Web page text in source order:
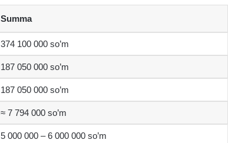
Summa
374 100 000 so’m
187 050 000 so’m
187 050 000 so’m
≈ 7 794 000 so’m
5 000 000 – 6 000 000 so’m